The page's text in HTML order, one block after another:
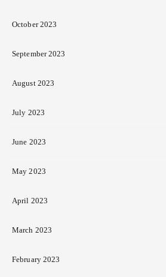
October 2023
September 2023
August 2023
July 2023
June 2023
May 2023
April 2023
March 2023
February 2023